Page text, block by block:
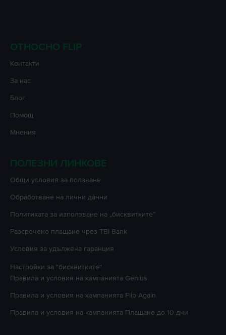
ОТНОСНО FLIP
Контакти
За нас
Блог
Помощ
Мнения
ПОЛЕЗНИ ЛИНКОВЕ
Oбщи условия за ползване
Oбработване на лични данни
Политиката за използване на „бисквитките”
Разсрочено плащане чрез TBI Bank
Условия за удължена гаранция
Настройки за "бисквитките"
Правила и условия на кампанията Genius
Правила и условия на кампанията Flip Again
Правила и условия на кампанията Плащане до 10 дни